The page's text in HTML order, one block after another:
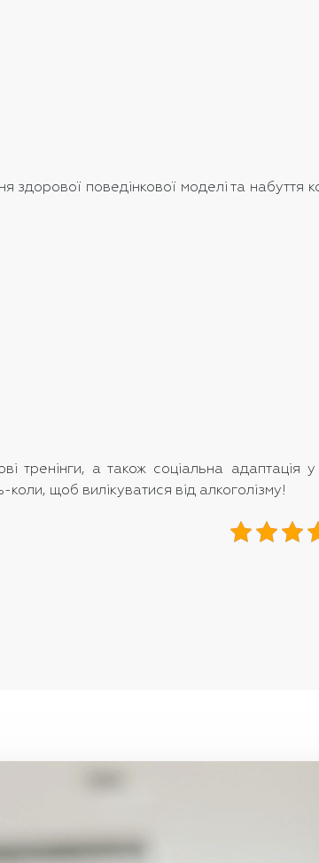
поведінкової моделі та набуття
тренінги, а також соціальна адаптація
щоб вилікуватися від алкоголізму!